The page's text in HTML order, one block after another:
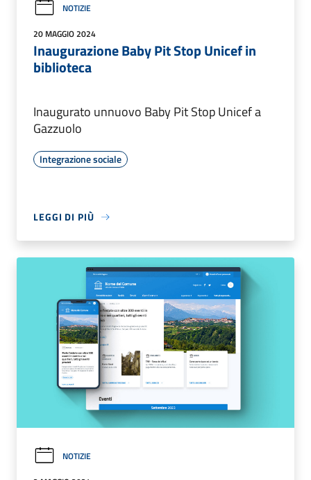
NOTIZIE
20 MAGGIO 2024
Inaugurazione Baby Pit Stop Unicef in
biblioteca
Inaugurato unnuovo Baby Pit Stop Unicef a
Gazzuolo
Integrazione sociale
LEGGI DI PIÙ
NOTIZIE